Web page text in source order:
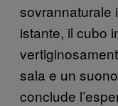
sovrannaturale
istante, il cubo
sala e un
conclude